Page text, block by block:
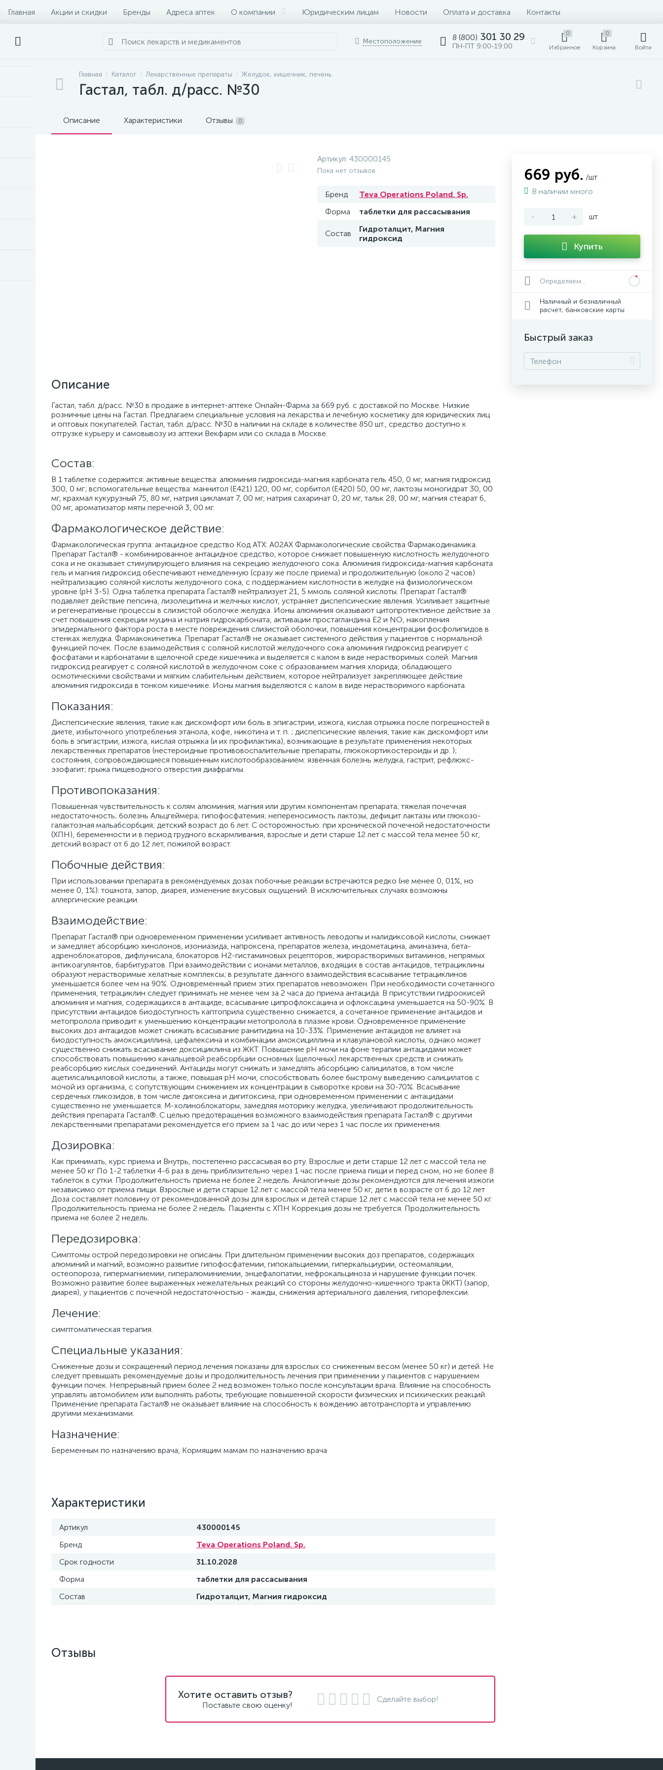
Главная Акции и скидки Бренды Адреса аптек О компании Юридическим лицам Новости Оплата и доставка Контакты
Местоположение 8 (800) 301 30 29
ПН-ПТ 9:00-19:00
0
Избранное
0
Корзина Войти
Главная Каталог Лекарственные препараты Желудок, кишечник, печень
Гастал, табл. д/расс. №30
Описание Характеристики Отзывы 0
Артикул: 430000145
Пока нет отзывов
Бренд
Teva Operations Poland. Sp.
Форма
таблетки для рассасывания
Состав
Гидроталцит, Магния
гидроксид
Описание
Гастал, табл. д/расс. №30 в продаже в интернет-аптеке Онлайн-Фарма за 669 руб. с доставкой по Москве. Низкие
розничные цены на Гастал. Предлагаем специальные условия на лекарства и лечебную косметику для юридических лиц
и оптовых покупателей. Гастал, табл. д/расс. №30 в наличии на складе в количестве 850 шт., средство доступно к
отгрузке курьеру и самовывозу из аптеки Векфарм или со склада в Москве.
Cостав:
В 1 таблетке содержится: активные вещества: алюминия гидроксида-магния карбоната гель 450, 0 мг, магния гидроксид
300, 0 мг; вспомогательные вещества: маннитол (Е421) 120, 00 мг, сорбитол (Е420) 50, 00 мг, лактозы моногидрат 30, 00
мг, крахмал кукурузный 75, 80 мг, натрия цикламат 7, 00 мг, натрия сахаринат 0, 20 мг, тальк 28, 00 мг, магния стеарат 6,
00 мг, ароматизатор мяты перечной 3, 00 мг.
Фармакологическое действие:
Фармакологическая группа: антацидное средство Код АТХ: А02АХ Фармакологические свойства Фармакодинамика.
Препарат Гастал® - комбинированное антацидное средство, которое снижает повышенную кислотность желудочного
сока и не оказывает стимулирующего влияния на секрецию желудочного сока. Алюминия гидроксида-магния карбоната
гель и магния гидроксид обеспечивают немедленную (сразу же после приема) и продолжительную (около 2 часов)
нейтрализацию соляной кислоты желудочного сока, с поддержанием кислотности в желудке на физиологическом
уровне (pН 3-5). Одна таблетка препарата Гастал® нейтрализует 21, 5 ммоль соляной кислоты. Препарат Гастал®
подавляет действие пепсина, лизолецитина и желчных кислот, устраняет диспепсические явления. Усиливает защитные
и регенеративные процессы в слизистой оболочке желудка. Ионы алюминия оказывают цитопротективное действие за
счет повышения секреции муцина и натрия гидрокарбоната, активации простагландина Е2 и NO, накопления
эпидермального фактора роста в месте повреждения слизистой оболочки, повышения концентрации фосфолипидов в
стенках желудка. Фармакокинетика. Препарат Гастал® не оказывает системного действия у пациентов с нормальной
функцией почек. После взаимодействия с соляной кислотой желудочного сока алюминия гидроксид реагирует с
фосфатами и карбонатами в щелочной среде кишечника и выделяется с калом в виде нерастворимых солей. Магния
гидроксид реагирует с соляной кислотой в желудочном соке с образованием магния хлорида, обладающего
осмотическими свойствами и мягким слабительным действием, которое нейтрализует закрепляющее действие
алюминия гидроксида в тонком кишечнике. Ионы магния выделяются с калом в виде нерастворимого карбоната.
Показания:
Диспепсические явления, такие как дискомфорт или боль в эпигастрии, изжога, кислая отрыжка после погрешностей в
диете, избыточного употребления этанола, кофе, никотина и т. п. ; диспепсические явления, такие как дискомфорт или
боль в эпигастрии, изжога, кислая отрыжка (и их профилактика), возникающие в результате применения некоторых
лекарственных препаратов (нестероидные противовоспалительные препараты, глюкокортикостероиды и др. );
состояния, сопровождающиеся повышенным кислотообразованием: язвенная болезнь желудка, гастрит, рефлюкс-
эзофагит; грыжа пищеводного отверстия диафрагмы.
Противопоказания:
Повышенная чувствительность к солям алюминия, магния или другим компонентам препарата; тяжелая почечная
недостаточность; болезнь Альцгеймера; гипофосфатемия; непереносимость лактозы, дефицит лактазы или глюкозо-
галактозная мальабсорбция; детский возраст до 6 лет. С осторожностью: при хронической почечной недостаточности
(ХПН), беременности и в период грудного вскармливания, взрослые и дети старше 12 лет с массой тела менее 50 кг,
детский возраст от 6 до 12 лет, пожилой возраст.
Побочные действия:
При использовании препарата в рекомендуемых дозах побочные реакции встречаются редко (не менее 0, 01%, но
менее 0, 1%): тошнота, запор, диарея, изменение вкусовых ощущений. В исключительных случаях возможны
аллергические реакции.
Взаимодействие:
Препарат Гастал® при одновременном применении усиливает активность леводопы и налидиксовой кислоты, снижает
и замедляет абсорбцию хинолонов, изониазида, напроксена, препаратов железа, индометацина, аминазина, бета-
адреноблокаторов, дифлунисала, блокаторов H2-гистаминовых рецепторов, жирорастворимых витаминов, непрямых
антикоагулянтов, барбитуратов. При взаимодействии с ионами металлов, входящих в состав антацидов, тетрациклины
образуют нерастворимые хелатные комплексы; в результате данного взаимодействия всасывание тетрациклинов
уменьшается более чем на 90%. Одновременный прием этих препаратов невозможен. При необходимости сочетанного
применения, тетрациклин следует принимать не менее чем за 2 часа до приема антацида. В присутствии гидроокисей
алюминия и магния, содержащихся в антациде, всасывание ципрофлоксацина и офлоксацина уменьшается на 50-90%. В
присутствии антацидов биодоступность каптоприла существенно снижается, а сочетанное применение антацидов и
метопролола приводит к уменьшению концентрации метопролола в плазме крови. Одновременное применение
высоких доз антацидов может снижать всасывание ранитидина на 10-33%. Применение антацидов не влияет на
биодоступность амоксициллина, цефалексина и комбинации амоксициллина и клавулановой кислоты, однако может
существенно снижать всасывание доксициклина из ЖКТ. Повышение рН мочи на фоне терапии антацидами может
способствовать повышению канальцевой реабсорбции основных (щелочных) лекарственных средств и снижать
реабсорбцию кислых соединений. Антациды могут снижать и замедлять абсорбцию салицилатов, в том числе
ацетилсалициловой кислоты, а также, повышая рН мочи, способствовать более быстрому выведению салицилатов с
мочой из организма, с сопутствующим снижением их концентрации в сыворотке крови на 30-70%. Всасывание
сердечных гликозидов, в том числе дигоксина и дигитоксина, при одновременном применении с антацидами
существенно не уменьшается. М-холиноблокаторы, замедляя моторику желудка, увеличивают продолжительность
действия препарата Гастал®. С целью предотвращения возможного взаимодействия препарата Гастал® с другими
лекарственными препаратами рекомендуется его прием за 1 час до или через 1 час после их применения.
Дозировка:
Как принимать, курс приема и Внутрь, постепенно рассасывая во рту. Взрослые и дети старше 12 лет с массой тела не
менее 50 кг По 1-2 таблетки 4-6 раз в день приблизительно через 1 час после приема пищи и перед сном, но не более 8
таблеток в сутки. Продолжительность приема не более 2 недель. Аналогичные дозы рекомендуются для лечения изжоги
независимо от приема пищи. Взрослые и дети старше 12 лет с массой тела менее 50 кг, дети в возрасте от 6 до 12 лет
Доза составляет половину от рекомендованной дозы для взрослых и детей старше 12 лет с массой тела не менее 50 кг.
Продолжительность приема не более 2 недель. Пациенты с ХПН Коррекция дозы не требуется. Продолжительность
приема не более 2 недель.
Передозировка:
Симптомы острой передозировки не описаны. При длительном применении высоких доз препаратов, содержащих
алюминий и магний, возможно развитие гипофосфатемии, гипокальциемии, гиперкальциурии, остеомаляции,
остеопороза, гипермагниемии, гипералюминиемии, энцефалопатии, нефрокальциноза и нарушение функции почек.
Возможно развитие более выраженных нежелательных реакций со стороны желудочно-кишечного тракта (ЖКТ) (запор,
диарея), у пациентов с почечной недостаточностью - жажды, снижения артериального давления, гипорефлексии.
Лечение:
симптоматическая терапия.
Специальные указания:
Сниженные дозы и сокращенный период лечения показаны для взрослых со сниженным весом (менее 50 кг) и детей. Не
следует превышать рекомендуемые дозы и продолжительность лечения при применении у пациентов с нарушением
функции почек. Непрерывный прием более 2 нед возможен только после консультации врача. Влияние на способность
управлять автомобилем или выполнять работы, требующие повышенной скорости физических и психических реакций.
Применение препарата Гастал® не оказывает влияние на способность к вождению автотранспорта и управлению
другими механизмами.
Назначение:
Беременным по назначению врача, Кормящим мамам по назначению врача
Характеристики
Артикул
430000145
Бренд
Teva Operations Poland. Sp.
Срок годности
31.10.2028
Форма
таблетки для рассасывания
Состав
Гидроталцит, Магния гидроксид
669 руб. /шт
В наличии много
- + шт
Купить
Определяем...
Наличный и безналичный
расчет, банковские карты
Быстрый заказ
Отзывы
Хотите оставить отзыв?
Поставьте свою оценку!
Сделайте выбор!